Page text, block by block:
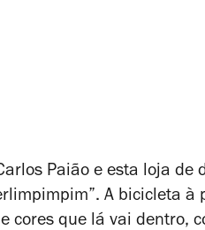
Paião e esta loja de
A bicicleta
cores que lá vai dentro,